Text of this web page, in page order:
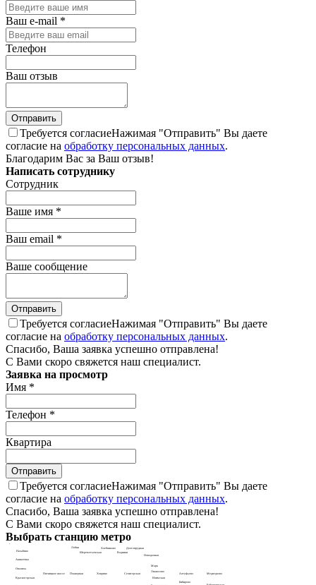
Ваш e-mail *
Телефон
Ваш отзыв
Требуется согласиеНажимая "Отправить" Вы даете
согласие на обработку персональных данных.
Благодарим Вас за Ваш отзыв!
Написать сотруднику
Сотрудник
Ваше имя *
Ваш email *
Ваше сообщение
Требуется согласиеНажимая "Отправить" Вы даете
согласие на обработку персональных данных.
Спасибо, Ваша заявка успешно отправлена!
С Вами скоро свяжется наш специалист.
Заявка на просмотр
Имя *
Телефон *
Квартира
Требуется согласиеНажимая "Отправить" Вы даете
согласие на обработку персональных данных.
Спасибо, Ваша заявка успешно отправлена!
С Вами скоро свяжется наш специалист.
Выбрать станцию метро
Красногорская
Опалиха
Аникеевка
Нахабино
Илимская
Лианозово
Марк
Новодачная
Долгопрудная
Водники
Хлебниково
Шереметьевская
Лобня
Селигерская
Бибирево
Алтуфьево
Планерная Медведково
Пятницкое шоссе Ховрино